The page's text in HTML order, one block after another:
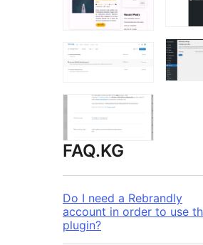
FAQ.KG
Do I need a Rebrandly
account in order to use
plugin?